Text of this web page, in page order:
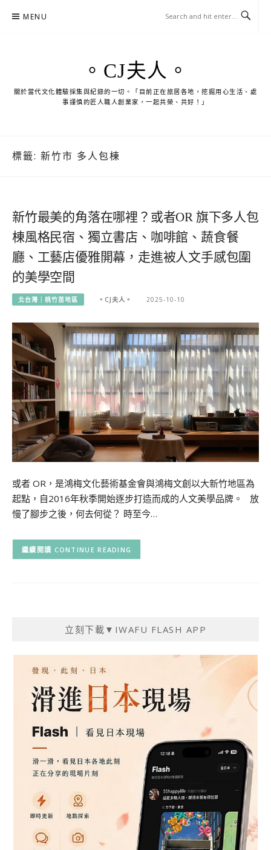
MENU
。CJ夫人。
關於當代文化體驗採集與紀錄的一切。「目前正在旅居各地，挖掘用心生活、處
事謹慎的匠人職人創業家，一起共榮、共好！」
標籤: 新竹市 多人包棟
新竹最美的角落在哪裡？或者OR 旗下多人包
棟風格民宿、獨立書店、咖啡館、蔬食餐
廳、工藝店優雅開幕，走進被人文手感包圍
的美學空間
北台灣｜桃竹苗地區 。CJ夫人。 2025-10-10
或者 OR，是鴻梅文化藝術基金會與鴻梅文創以大新竹地區為
起點，自2016年秋季開始逐步打造而成的人文美學品牌。 放
慢了腳步之後，何去何從？ 時至今…
CONTINUE READING
立刻下載▼IWAFU FLASH APP